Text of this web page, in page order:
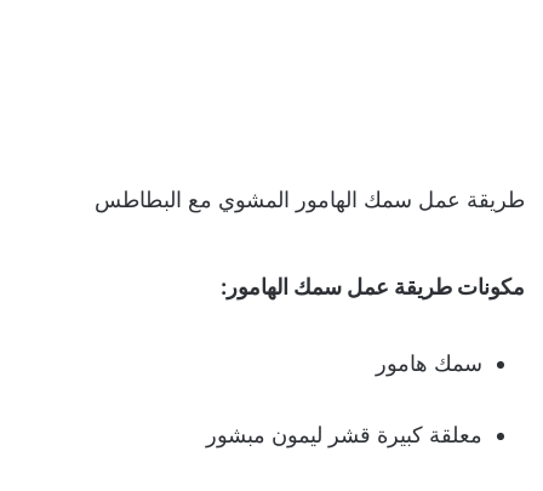
طريقة عمل سمك الهامور المشوي مع البطاطس
مكونات طريقة عمل سمك الهامور:
سمك هامور
معلقة كبيرة قشر ليمون مبشور